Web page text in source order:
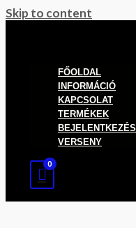
Skip to content
FŐOLDAL
INFORMÁCIÓ
KAPCSOLAT
TERMÉKEK
BEJELENTKEZÉS
VERSENY